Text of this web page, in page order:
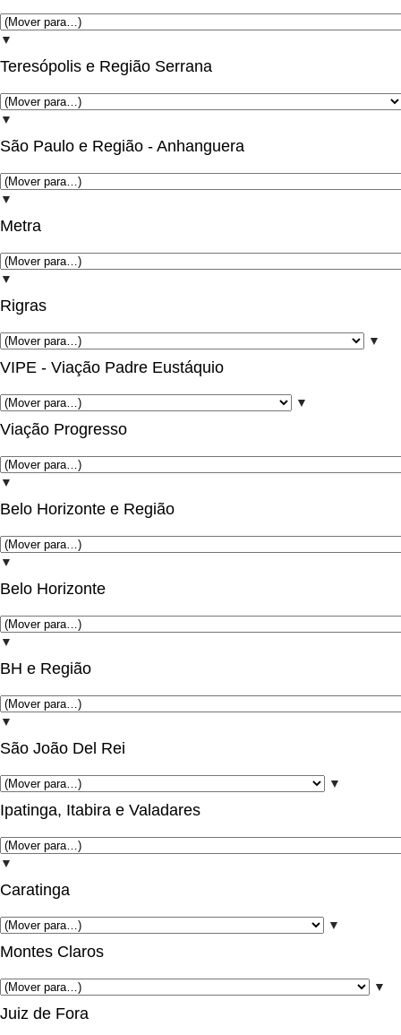
▼
Teresópolis e Região Serrana
▼
São Paulo e Região - Anhanguera
▼
Metra
▼
Rigras
▼
VIPE - Viação Padre Eustáquio
▼
Viação Progresso
▼
Belo Horizonte e Região
▼
Belo Horizonte
▼
BH e Região
▼
São João Del Rei
▼
Ipatinga, Itabira e Valadares
▼
Caratinga
▼
Montes Claros
▼
Juiz de Fora